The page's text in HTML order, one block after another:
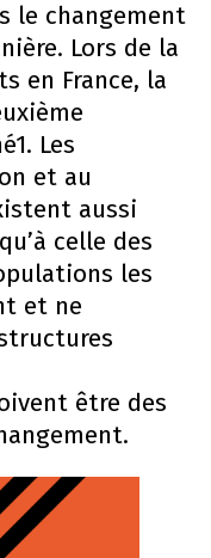
le changement
Lors de la
en France, la
Les
et au
aussi
celle des
les
et ne
être des